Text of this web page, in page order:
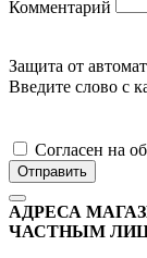
Комментарий
Защита от
Введите слово с
Cогласен на
Отправить
АДРЕСА
ЧАСТНЫМ